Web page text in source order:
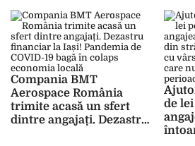
în contexul pandemiei de
COVID-19
de
Compania BMT
Aerospace România
trimite acasă un sfert
dintre angajați. Dezastru
de